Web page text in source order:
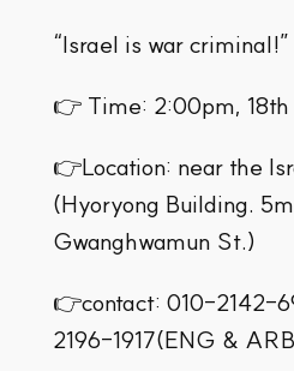
“Israel is war criminal!”
👉 Time: 2:00pm,
👉Location: near the
(Hyoryong Building.
Gwanghwamun St.)
👉contact: 010-2142-
2196-1917(ENG &